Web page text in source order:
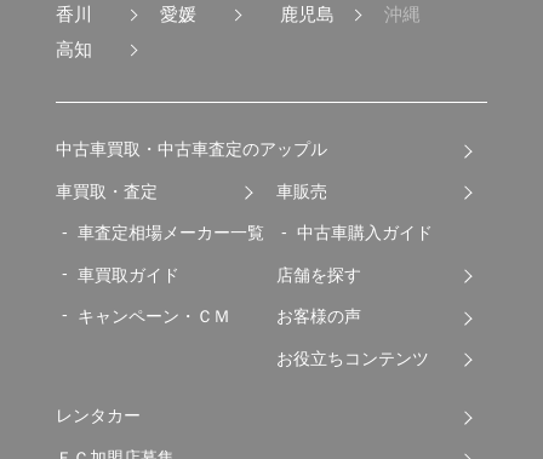
香川
愛媛
高知
鹿児島
沖縄
中古車買取・中古車査定のアップル
車買取・査定
車査定相場メーカー一覧
車買取ガイド
キャンペーン・ＣＭ
車販売
中古車購入ガイド
店舗を探す
お客様の声
お役立ちコンテンツ
レンタカー